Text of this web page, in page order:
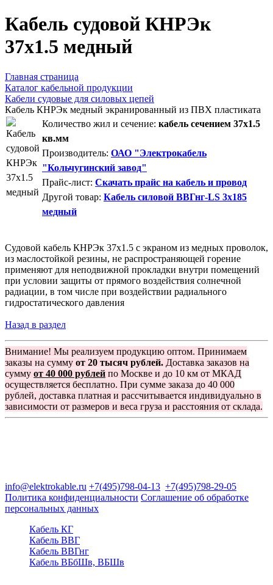
Кабель судовой КНРЭк
37x1.5 медный
Главная страница
Каталог кабельной продукции
Кабели судовые для силовых цепей
Кабель КНРЭк медный экранированный из ПВХ пластиката
Количество жил и сечение: кабель сечением 37x1.5
кв.мм
Производитель: ОАО "Электрокабель
"Кольчугинский завод"
Прайс-лист: Скачать прайс на кабель и провод
Другой товар: Кабель силовой ВВГнг-LS 3х185
медный
Судовой кабель КНРЭк 37x1.5 с экраном из медных проволок,
из маслостойкой резины, не распространяющей горение
применяют для неподвижной прокладки внутри помещений
при условии защиты от прямого воздействия солнечной
радиации, в том числе при воздействии радиального
гидростатического давления
Назад в раздел
Внимание! Мы реализуем продукцию оптом. Принимаем
заказы на сумму от 20 тысяч рублей. Доставка заказов на
сумму от 40 000 рублей по Москве и до 10 км от МКАД
осуществляется бесплатно. При сумме заказа до 40 000
рублей, доставка платная и рассчитывается индивидуально в
зависимости от размеров и веса груза и расстояния от склада.
info@elektrokable.ru +7(495)798-04-13 +7(495)798-29-05
Политика конфиденциальности Соглашение об обработке
персональных данных
Кабель КГ
Кабель ВВГ
Кабель ВВГнг
Кабель ВБбШв, ВБШв